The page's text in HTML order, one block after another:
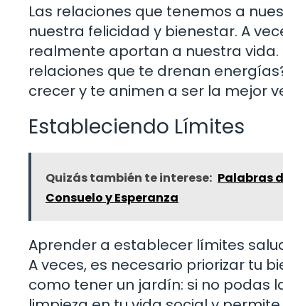
Las relaciones que tenemos a
nuestra felicidad y bienestar. A
realmente aportan a nuestra vida.
relaciones que te drenan
crecer y te animen a ser la mejor
Estableciendo Límites
Quizás también te interese: Palabras
Consuelo y Esperanza
Aprender a establecer límites
A veces, es necesario priorizar tu
como tener un jardín: si no podas